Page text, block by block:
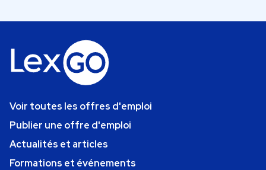
Voir toutes les offres d'emploi
Publier une offre d'emploi
Actualités et articles
Formations et événements